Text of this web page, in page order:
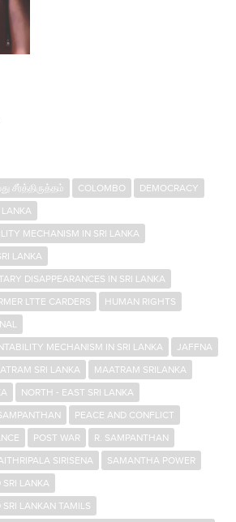
சீர்த்திருத்தம் COLOMBO
DEMOCRACY
MECHANISM IN SRI LANKA
LANKA
DISAPPEARANCES IN SRI LANKA
LTTE CARDERS
HUMAN RIGHTS
MECHANISM IN SRI LANKA
JAFFNA
SRI LANKA
MAATRAM SRILANKA
NORTH - EAST SRI LANKA
PEACE AND CONFLICT
POST WAR
R. SAMPANTHAN
SIRISENA
SAMANTHA POWER
LANKA
LANKAN TAMILS